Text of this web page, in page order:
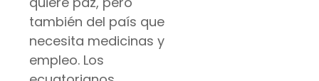
también del país que
necesita medicinas y
empleo. Los